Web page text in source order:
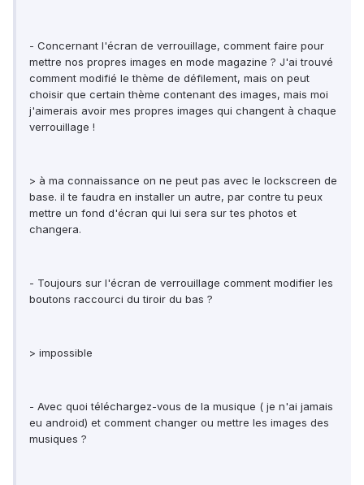
- Concernant l'écran de verrouillage, comment faire pour
mettre nos propres images en mode magazine ? J'ai trouvé
comment modifié le thème de défilement, mais on peut
choisir que certain thème contenant des images, mais moi
j'aimerais avoir mes propres images qui changent à chaque
verrouillage !
> à ma connaissance on ne peut pas avec le lockscreen de
base. il te faudra en installer un autre, par contre tu peux
mettre un fond d'écran qui lui sera sur tes photos et
changera.
- Toujours sur l'écran de verrouillage comment modifier les
boutons raccourci du tiroir du bas ?
> impossible
- Avec quoi téléchargez-vous de la musique ( je n'ai jamais
eu android) et comment changer ou mettre les images des
musiques ?